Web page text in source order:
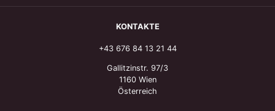
KONTAKTE
+43 676 84 13 21 44
Gallitzinstr. 97/3
1160 Wien
Österreich